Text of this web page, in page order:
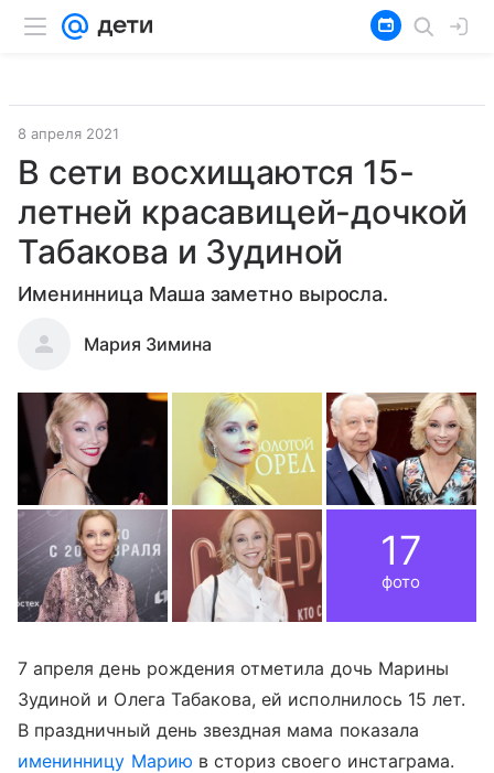
8 апреля 2021
В сети восхищаются 15-
летней красавицей-дочкой
Табакова и Зудиной
Именинница Маша заметно выросла.
Мария Зимина
17
фото
7 апреля день рождения отметила дочь Марины
Зудиной и Олега Табакова, ей исполнилось 15 лет.
В праздничный день звездная мама показала
именинницу Марию в сториз своего инстаграма.